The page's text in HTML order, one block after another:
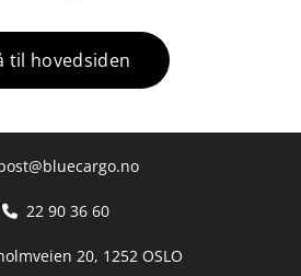
til hovedsiden
 22 90 36 60
20, 1252 OSLO